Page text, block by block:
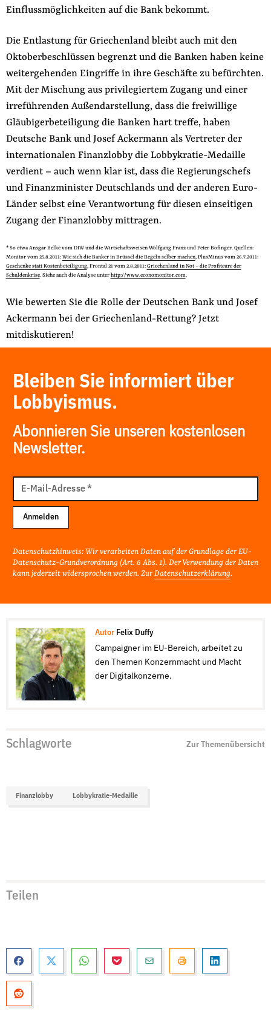
Einflussmöglichkeiten auf die Bank bekommt.
Die Entlastung für Griechenland bleibt auch mit den
Oktoberbeschlüssen begrenzt und die Banken haben keine
weitergehenden Eingriffe in ihre Geschäfte zu befürchten.
Mit der Mischung aus privilegiertem Zugang und einer
irreführenden Au­ßendarstellung, dass die freiwillige
Gläubigerbeteiligung die Banken hart treffe, haben
Deutsche Bank und Josef Ackermann als Vertreter der
internationalen Finanzlobby die Lobbykratie-Medaille
verdient – auch wenn klar ist, dass die Regierungschefs
und Finanzminister Deutschlands und der anderen Euro-
Länder selbst eine Verantwortung für diesen einseitigen
Zugang der Finanzlobby mittragen.
* So etwa Ansgar Belke vom DIW und die Wirtschaftsweisen Wolfgang Franz und Peter Bofinger. Quellen:
Monitor vom 25.8.2011: Wie sich die Banker in Brüssel die Regeln selber machen, PlusMinus vom 26.7.2011:
Geschenke statt Kostenbeteiligung, Frontal 21 vom 2.8.2011: Griechenland in Not – die Profiteure der
Schuldenkrise. Siehe auch die Analyse unter http://www.economonitor.com.
Wie bewerten Sie die Rolle der Deutschen Bank und Josef
Ackermann bei der Griechenland-Rettung? Jetzt
mitdiskutieren!
Bleiben Sie informiert über
Lobbyismus.
Abonnieren Sie unseren kostenlosen
Newsletter.
Mail
Adresse
E-Mail-Adresse*
Anmelden
Datenschutzhinweis: Wir verarbeiten Daten auf der Grundlage der EU-
Datenschutz-Grundverordnung (Art. 6 Abs. 1). Der Verwendung der Daten
kann jederzeit widersprochen werden. Zur Datenschutzerklärung.
Autor Felix Duffy
Campaigner im EU-Bereich, arbeitet zu
den Themen Konzernmacht und Macht
der Digitalkonzerne.
Schlagworte Zur Themenübersicht
Finanzlobby Lobbykratie-Medaille
Teilen